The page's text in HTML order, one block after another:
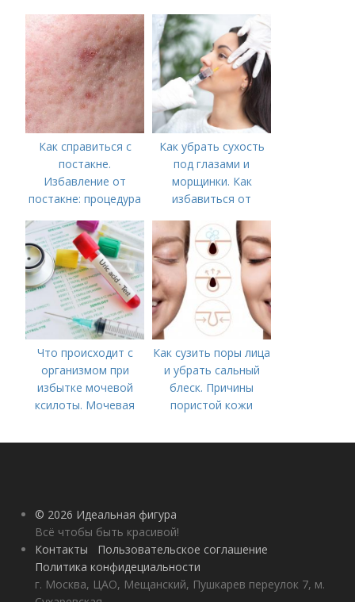
акне и удаления
рубцов и шрамов
постакне
Как справиться с
постакне.
Избавление от
постакне: процедура
Как убрать сухость
под глазами и
морщинки. Как
избавиться от
косметологические
процедуры
Что происходит с
организмом при
избытке мочевой
ксилоты. Мочевая
норма и отклонения
Как сузить поры лица
и убрать сальный
блеск. Причины
пористой кожи
© 2026 Идеальная фигура
Всё чтобы быть красивой!
Контакты
Пользовательское соглашение
Политика конфидециальности
г. Москва, ЦАО, Мещанский, Пушкарев переулок 7, м.